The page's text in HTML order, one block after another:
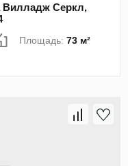
Вилладж Серкл,
Площадь:73 м²